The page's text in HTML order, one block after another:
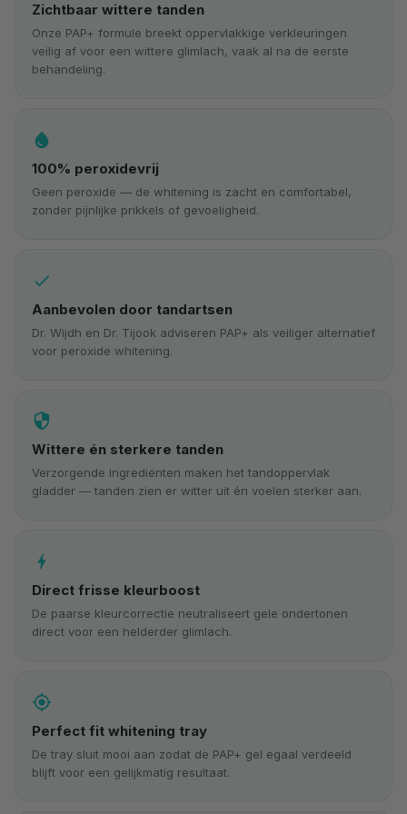
Zichtbaar wittere tanden
Onze PAP+ formule breekt oppervlakkige verkleuringen
veilig af voor een wittere glimlach, vaak al na de eerste
behandeling.
water_drop
100% peroxidevrij
Geen peroxide — de whitening is zacht en comfortabel,
zonder pijnlijke prikkels of gevoeligheid.
check
Aanbevolen door tandartsen
Dr. Wijdh en Dr. Tijook adviseren PAP+ als veiliger alternatief
voor peroxide whitening.
security
Wittere én sterkere tanden
Verzorgende ingrediënten maken het tandoppervlak
gladder — tanden zien er witter uit én voelen sterker aan.
bolt
Direct frisse kleurboost
De paarse kleurcorrectie neutraliseert gele ondertonen
direct voor een helderder glimlach.
gps_fixed
Perfect fit whitening tray
De tray sluit mooi aan zodat de PAP+ gel egaal verdeeld
blijft voor een gelijkmatig resultaat.